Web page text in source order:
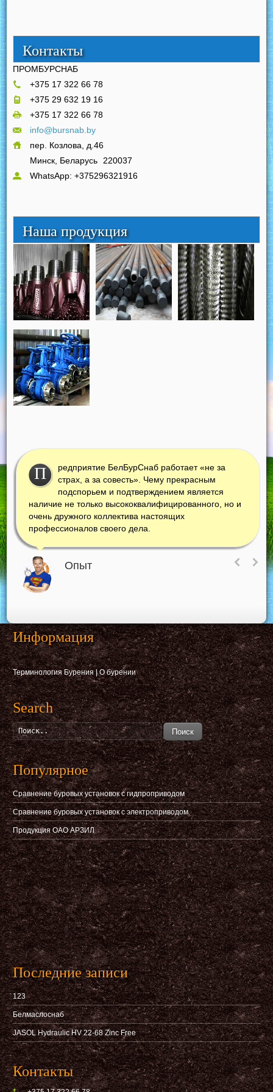
Контакты
ПРОМБУРСНАБ
+375 17 322 66 78
+375 29 632 19 16
+375 17 322 66 78
info@bursnab.by
пер. Козлова, д.46
Минск, Беларусь
220037
WhatsApp: +375296321916
Наша продукция
П
редприятие БелБурСнаб работает «не за
страх, а за совесть». Чему прекрасным
подспорьем и подтверждением является
наличие не только высококвалифицированного, но и
очень дружного коллектива настоящих
профессионалов своего дела.
Опыт
Информация
Терминология Бурения|О бурении
Search
Поиск
Популярное
Сравнение буровых установок с гидпроприводом
Сравнение буровых установок с электроприводом
Продукция ОАО АРЗИЛ
Последние записи
123
Белмаслоснаб
JASOL Hydraulic HV 22-68 Zinc Free
Контакты